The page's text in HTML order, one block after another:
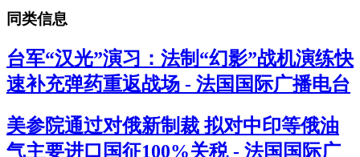
同类信息
台军“汉光”演习：法制“幻影”战机演练快
速补充弹药重返战场 - 法国国际广播电台
美参院通过对俄新制裁 拟对中印等俄油
气主要进口国征100%关税 - 法国国际广